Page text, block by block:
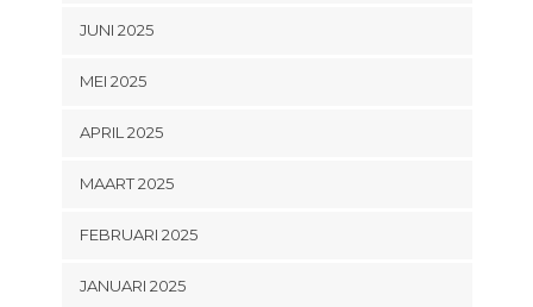
JUNI 2025
MEI 2025
APRIL 2025
MAART 2025
FEBRUARI 2025
JANUARI 2025